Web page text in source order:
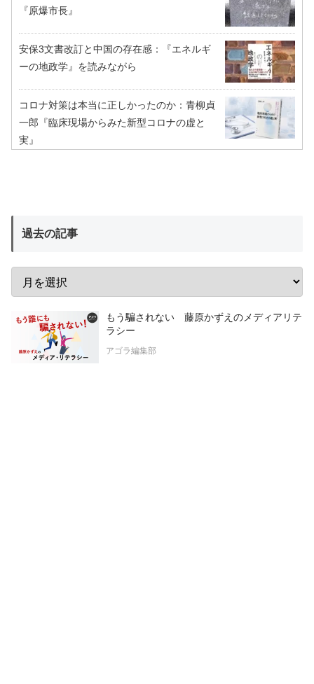
『原爆市長』
安保3文書改訂と中国の存在感：『エネルギ
ーの地政学』を読みながら
コロナ対策は本当に正しかったのか：青柳貞
一郎『臨床現場からみた新型コロナの虚と
実』
過去の記事
もう騙されない 藤原かずえのメディアリテ
ラシー
アゴラ編集部